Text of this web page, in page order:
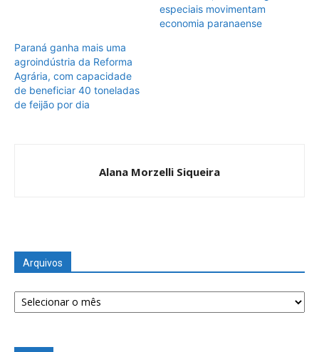
especiais movimentam
economia paranaense
Paraná ganha mais uma
agroindústria da Reforma
Agrária, com capacidade
de beneficiar 40 toneladas
de feijão por dia
Alana Morzelli Siqueira
Arquivos
Arquivos